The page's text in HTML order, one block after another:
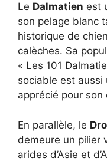
Le Dalmatien est
son pelage blanc
historique de
calèches. Sa
« Les 101
sociable est aussi
apprécié pour
En parallèle, le
demeure un pilier
arides d’Asie et